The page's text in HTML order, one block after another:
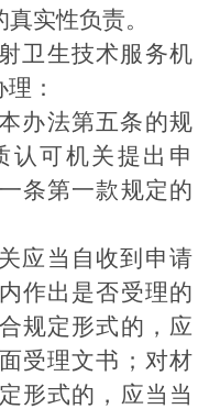
实性负责。
卫生技术服务机
：
办法第五条的规
认可机关提出申
条第一款规定的
应当自收到申请
作出是否受理的
规定形式的，应
受理文书；对材
形式的，应当当